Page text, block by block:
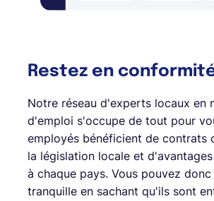
Restez en
Notre réseau d'experts locaux en
d'emploi s'occupe de tout pour
employés bénéficient de contrats
la législation locale et
à chaque pays. Vous pouvez
tranquille en sachant qu'ils sont